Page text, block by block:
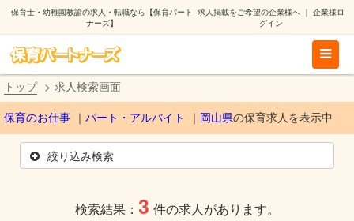
保育士・幼稚園教諭の求人・転職なら【保育パート
ナーズ】
求人掲載をご希望の企業様へ｜ 企業様ロ
グイン
トップ 求人検索画面
保育のお仕事 パート・アルバイト 岡山県の保育求人を表示中
絞り込み検索
検索結果： 3 件の求人があります。